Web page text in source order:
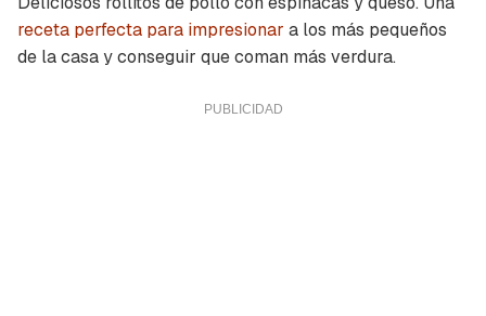
receta perfecta para impresionar a los más pequeños
de la casa y conseguir que coman más verdura.